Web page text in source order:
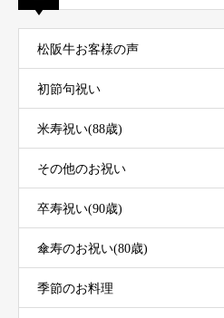
松阪牛お客様の声
初節句祝い
米寿祝い(88歳)
その他のお祝い
卒寿祝い(90歳)
傘寿のお祝い(80歳)
季節のお料理